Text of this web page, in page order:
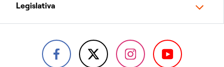
Legislativa